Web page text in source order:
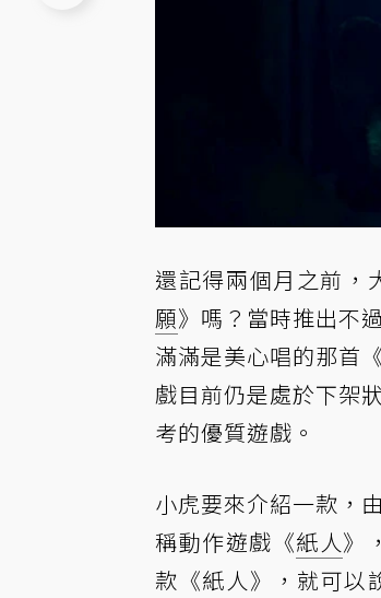
還記得兩個月之前，
願》嗎？當時推出不
滿滿是美心唱的那首
戲目前仍是處於下架
考的優質遊戲。
小虎要來介紹一款，
稱動作遊戲《紙人》
款《紙人》，就可以